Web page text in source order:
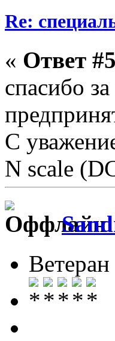
Re:
« Ответ
спасибо
С
N scale
Ветеран